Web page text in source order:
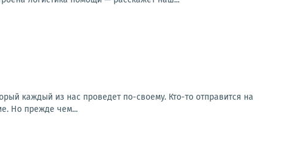
каждый из нас проведет по-своему. Кто-то отправится на
Но прежде чем...